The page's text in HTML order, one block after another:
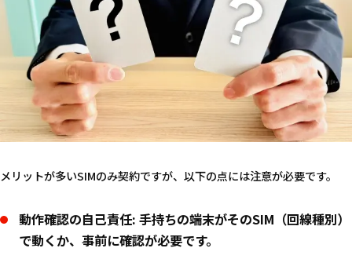
メリットが多いSIMのみ契約ですが、以下の点には注意が必要です。
動作確認の自己責任: 手持ちの端末がそのSIM（回線種別）
で動くか、事前に確認が必要です。